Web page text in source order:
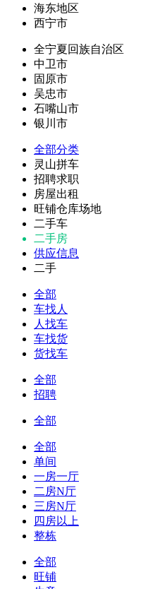
海东地区
西宁市
全宁夏回族自治区
中卫市
固原市
吴忠市
石嘴山市
银川市
全部分类
灵山拼车
招聘求职
房屋出租
旺铺仓库场地
二手车
二手房
供应信息
二手
全部
车找人
人找车
车找货
货找车
全部
招聘
全部
全部
单间
一房一厅
二房N厅
三房N厅
四房以上
整栋
全部
旺铺